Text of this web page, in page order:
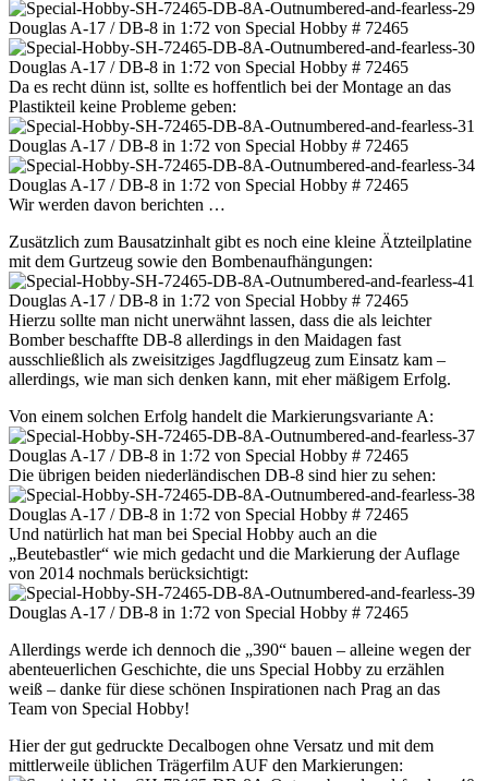
Da es recht dünn ist, sollte es hoffentlich bei der Montage an das
Plastikteil keine Probleme geben:
Wir werden davon berichten …
Zusätzlich zum Bausatzinhalt gibt es noch eine kleine Ätzteilplatine
mit dem Gurtzeug sowie den Bombenaufhängungen:
Hierzu sollte man nicht unerwähnt lassen, dass die als leichter
Bomber beschaffte DB-8 allerdings in den Maidagen fast
ausschließlich als zweisitziges Jagdflugzeug zum Einsatz kam –
allerdings, wie man sich denken kann, mit eher mäßigem Erfolg.
Von einem solchen Erfolg handelt die Markierungsvariante A:
Die übrigen beiden niederländischen DB-8 sind hier zu sehen:
Und natürlich hat man bei Special Hobby auch an die
„Beutebastler“ wie mich gedacht und die Markierung der Auflage
von 2014 nochmals berücksichtigt:
Allerdings werde ich dennoch die „390“ bauen – alleine wegen der
abenteuerlichen Geschichte, die uns Special Hobby zu erzählen
weiß – danke für diese schönen Inspirationen nach Prag an das
Team von Special Hobby!
Hier der gut gedruckte Decalbogen ohne Versatz und mit dem
mittlerweile üblichen Trägerfilm AUF den Markierungen: